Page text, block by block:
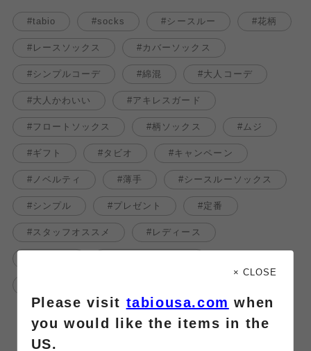
tabio socks シースルー 花柄
レースソックス カバーソックス
シンプルコーデ 綿混 大人コーデ
大人かわいい アキレスガード
フロートソックス 柄ソックス ムジ
ギフト タビオ キャンペーン
ノベルティ 薄手 シースルーソックス
シンプル プレゼント 定番
スタッフオススメ レディース
× CLOSE
Please visit tabiousa.com when
you would like the items in the
US.